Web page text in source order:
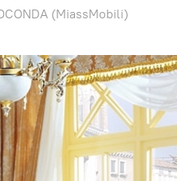
(MiassMobili)